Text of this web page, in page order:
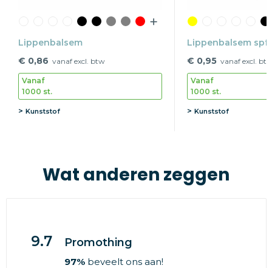
Lippenbalsem
€ 0,86 vanaf excl. btw
Vanaf
1000 st.
Kunststof
Lippenbalsem
€ 0,95 vanaf excl.
Vanaf
1000 st.
Kunststof
Wat anderen zeggen
9.7 Promothing
97%beveelt ons aan!